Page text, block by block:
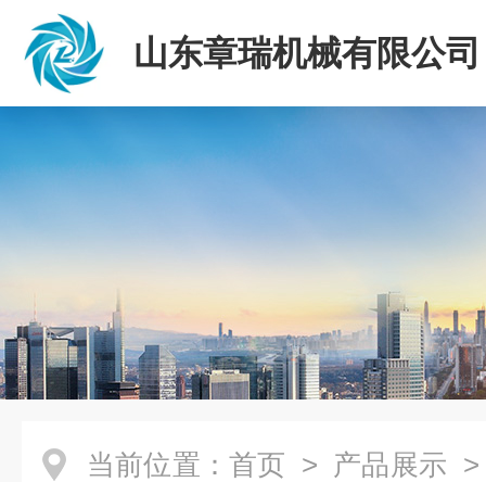
山东章瑞机械有限公司
当前位置： 首页 > 产品展示